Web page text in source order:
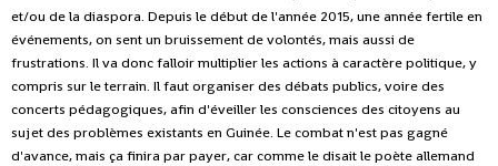
et/ou de la diaspora. Depuis le début de l'année 2015, une année fertile en
événements, on sent un bruissement de volontés, mais aussi de
frustrations. Il va donc falloir multiplier les actions à caractère politique, y
compris sur le terrain. Il faut organiser des débats publics, voire des
concerts pédagogiques, afin d'éveiller les consciences des citoyens au
sujet des problèmes existants en Guinée. Le combat n'est pas gagné
d'avance, mais ça finira par payer, car comme le disait le poète allemand